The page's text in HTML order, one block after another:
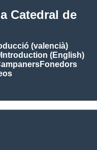
Catedral de
(valencià)
Introduction (English)
Fonedors